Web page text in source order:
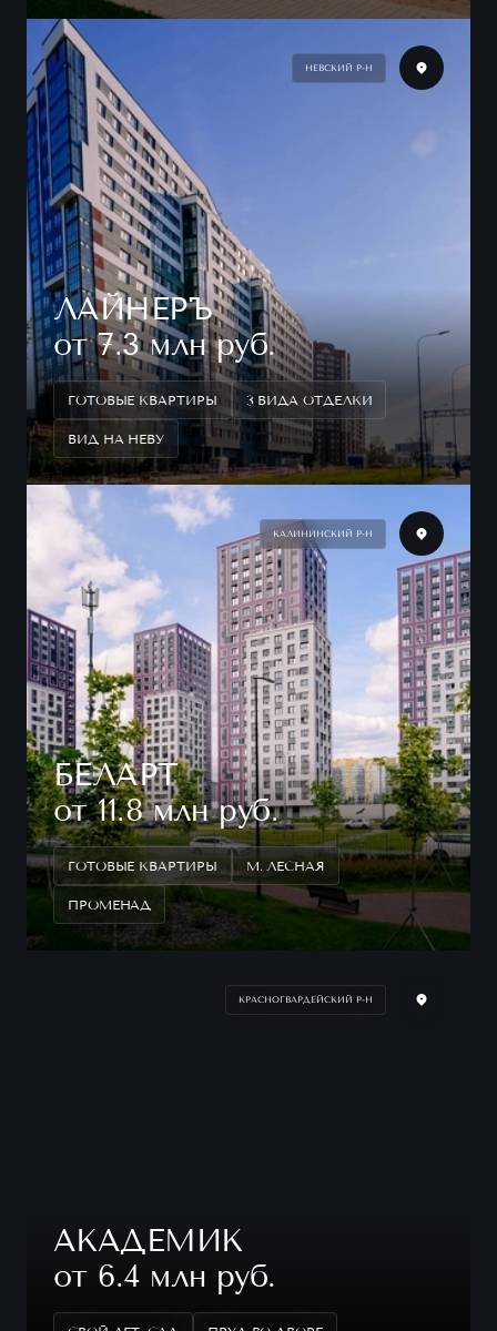
НЕВСКИЙ Р-Н
ЛАЙНЕРЪ
от 7.3 млн руб.
ГОТОВЫЕ КВАРТИРЫ 3 ВИДА ОТДЕЛКИ
ВИД НА НЕВУ
КАЛИНИНСКИЙ Р-Н
БЕЛАРТ
от 11.8 млн руб.
ГОТОВЫЕ КВАРТИРЫ М. ЛЕСНАЯ
ПРОМЕНАД
КРАСНОГВАРДЕЙСКИЙ Р-Н
АКАДЕМИК
от 6.4 млн руб.